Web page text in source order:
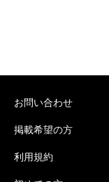
お問い合わせ
掲載希望の方
利用規約